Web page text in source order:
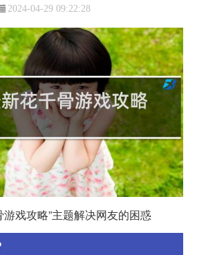
2024-04-29 09:22:28
戏攻略”主题解决网友的困惑